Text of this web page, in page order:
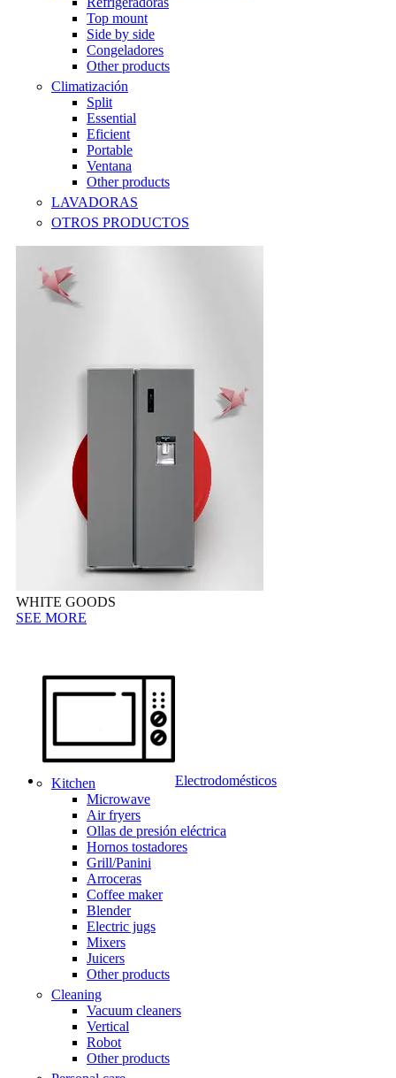
Top mount
Side by side
Congeladores
Other products
Climatización
Split
Essential
Eficient
Portable
Ventana
Other products
LAVADORAS
OTROS PRODUCTOS
WHITE GOODS
SEE MORE
Electrodomésticos
Kitchen
Microwave
Air fryers
Ollas de presión eléctrica
Hornos tostadores
Grill/Panini
Arroceras
Coffee maker
Blender
Electric jugs
Mixers
Juicers
Other products
Cleaning
Vacuum cleaners
Vertical
Robot
Other products